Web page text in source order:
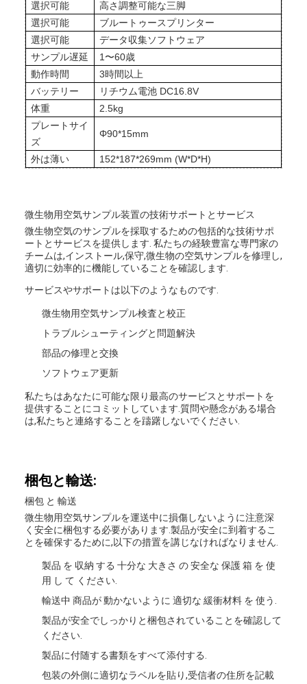
選択可能
高さ調整可能な三脚
選択可能
ブルートゥースプリンター
選択可能
データ収集ソフトウェア
サンプル遅延
1〜60歳
動作時間
3時間以上
バッテリー
リチウム電池 DC16.8V
体重
2.5kg
プレートサイ
ズ
Φ90*15mm
外は薄い 152*187*269mm (W*D*H)
微生物用空気サンプル装置の技術サポートとサービス
微生物空気のサンプルを採取するための包括的な技術サポ
ートとサービスを提供します. 私たちの経験豊富な専門家の
チームは,インストール,保守,微生物の空気サンプルを修理し,
適切に効率的に機能していることを確認します.
サービスやサポートは以下のようなものです.
微生物用空気サンプル検査と校正
トラブルシューティングと問題解決
部品の修理と交換
ソフトウェア更新
私たちはあなたに可能な限り最高のサービスとサポートを
提供することにコミットしています.質問や懸念がある場合
は,私たちと連絡することを躊躇しないでください.
梱包と輸送:
梱包 と 輸送
微生物用空気サンプルを運送中に損傷しないように注意深
く安全に梱包する必要があります.製品が安全に到着するこ
とを確保するために,以下の措置を講じなければなりません.
製品 を 収納 する 十分な 大きさ の 安全な 保護 箱 を 使
用 し て ください.
輸送中 商品が 動かないように 適切な 緩衝材料 を 使う.
製品が安全でしっかりと梱包されていることを確認して
ください.
製品に付随する書類をすべて添付する.
包装の外側に適切なラベルを貼り,受信者の住所を記載